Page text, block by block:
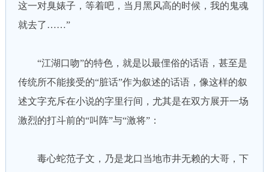
这一对臭婊子，等着吧，当月黑风高的时候，我的鬼魂
就去了……”
“江湖口吻”的特色，就是以最俚俗的话语，甚至是
传统所不能接受的“脏话”作为叙述的话语，像这样的叙
述文字充斥在小说的字里行间，尤其是在双方展开一场
激烈的打斗前的“叫阵”与“激将”：
毒心蛇范子文，乃是龙口当地市井无赖的大哥，下